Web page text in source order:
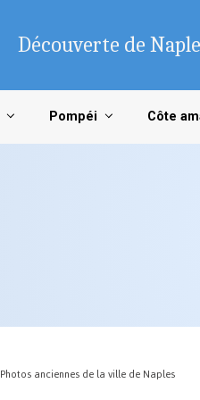
Découverte de
Pompéi Côte
Photos anciennes de la ville de Naples